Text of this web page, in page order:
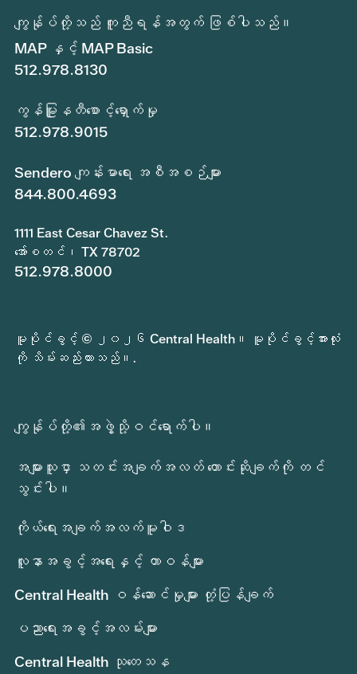
ကျွန်ုပ်တို့သည် ကူညီရန်အတွက် ဖြစ်ပါသည်။
MAP နှင့် MAP Basic
512.978.8130
ကွန်မြူနတီစောင့်ရှောက်မှု
512.978.9015
Sendero ကျန်းမာရေး အစီအစဉ်များ
844.800.4693
1111 East Cesar Chavez St.
အော်စတင်၊ TX 78702
512.978.8000
မူပိုင်ခွင့် © ၂၀၂၆ Central Health။ မူပိုင်ခွင့်အားလုံး
ကို သိမ်းဆည်းထားသည်။.
ကျွန်ုပ်တို့၏အဖွဲ့သို့ဝင်ရောက်ပါ။
အများသူငှာ သတင်းအချက်အလတ် တောင်းဆိုချက်ကို တင်
သွင်းပါ။
ကိုယ်ရေးအချက်အလက်မူဝါဒ
လူနာအခွင့်အရေးနှင့် တာဝန်များ
Central Health ဝန်ဆောင်မှုများ တုံ့ပြန်ချက်
ပညာရေးအခွင့်အလမ်းများ
Central Health သုတေသန